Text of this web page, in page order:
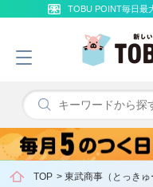
TOBU POINT毎日最
TOP > 東武商事（とっきゅ